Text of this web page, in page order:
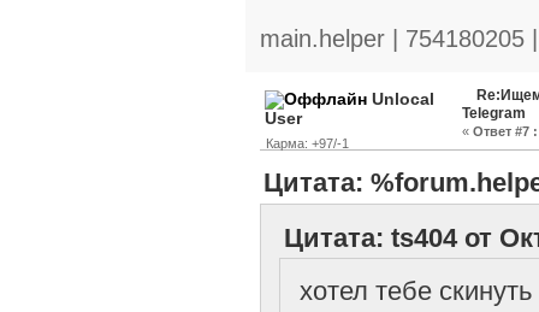
main.helper |
Unlocal
User
Карма: +97/-1
Telegram
« Ответ #7 :
Цитата:
Цитата: ts404 от
хотел тебе